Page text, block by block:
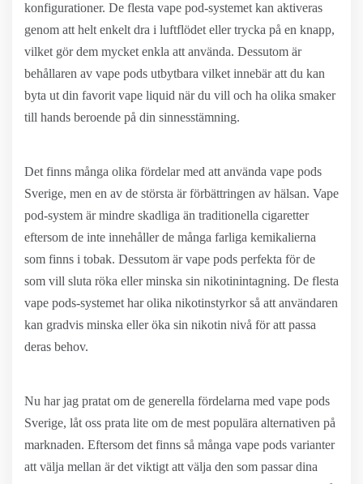
konfigurationer. De flesta vape pod-systemet kan aktiveras
genom att helt enkelt dra i luftflödet eller trycka på en knapp,
vilket gör dem mycket enkla att använda. Dessutom är
behållaren av vape pods utbytbara vilket innebär att du kan
byta ut din favorit vape liquid när du vill och ha olika smaker
till hands beroende på din sinnesstämning.
Det finns många olika fördelar med att använda vape pods
Sverige, men en av de största är förbättringen av hälsan. Vape
pod-system är mindre skadliga än traditionella cigaretter
eftersom de inte innehåller de många farliga kemikalierna
som finns i tobak. Dessutom är vape pods perfekta för de
som vill sluta röka eller minska sin nikotinintagning. De flesta
vape pods-systemet har olika nikotinstyrkor så att användaren
kan gradvis minska eller öka sin nikotin nivå för att passa
deras behov.
Nu har jag pratat om de generella fördelarna med vape pods
Sverige, låt oss prata lite om de mest populära alternativen på
marknaden. Eftersom det finns så många vape pods varianter
att välja mellan är det viktigt att välja den som passar dina